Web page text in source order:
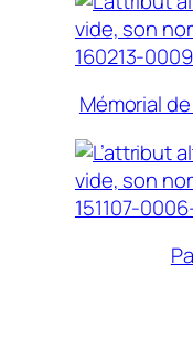
Mémorial